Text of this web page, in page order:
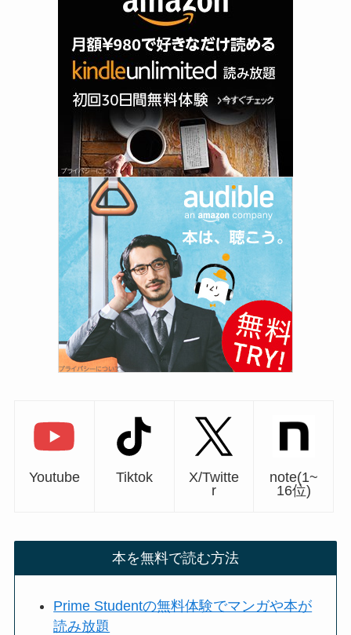
Youtube Tiktok
X/Twitte
r
note(1~
16位)
本を無料で読む方法
Prime Studentの無料体験でマンガや本が
読み放題